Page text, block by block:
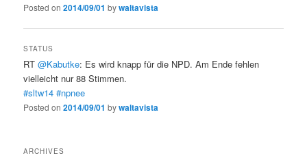
Posted on2014/09/01 bywaltavista
STATUS
RT@Kabutke: Es wird knapp für die NPD. Am Ende fehlen
vielleicht nur 88 Stimmen.
#sltw14 #npnee
Posted on2014/09/01 bywaltavista
ARCHIVES